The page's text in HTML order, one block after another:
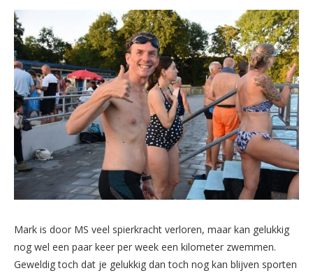
Mark is door MS veel spierkracht verloren, maar kan gelukkig
nog wel een paar keer per week een kilometer zwemmen.
Geweldig toch dat je gelukkig dan toch nog kan blijven sporten